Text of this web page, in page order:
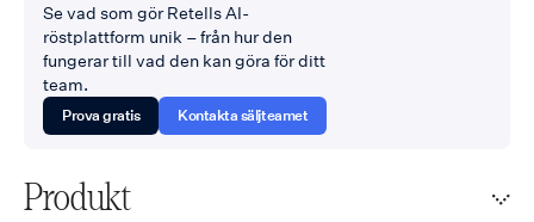
Se vad som gör Retells AI-
röstplattform unik – från hur den
fungerar till vad den kan göra för ditt
team.
Prova gratis Kontakta säljteamet
Produkt